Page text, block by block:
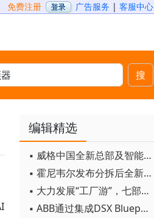
免费注册 广告服务 | 客服中心
搜
编辑精选
▪ 威格中国全新总部及智能工厂启用
▪ 霍尼韦尔发布分拆后全新品牌：霍尼韦尔科技与霍尼韦尔航空航天
▪ 大力发展“工厂游”，七部门联合发文！
▪ ABB通过集成DSX Blueprint AI基础设施，扩大与英伟达的合作